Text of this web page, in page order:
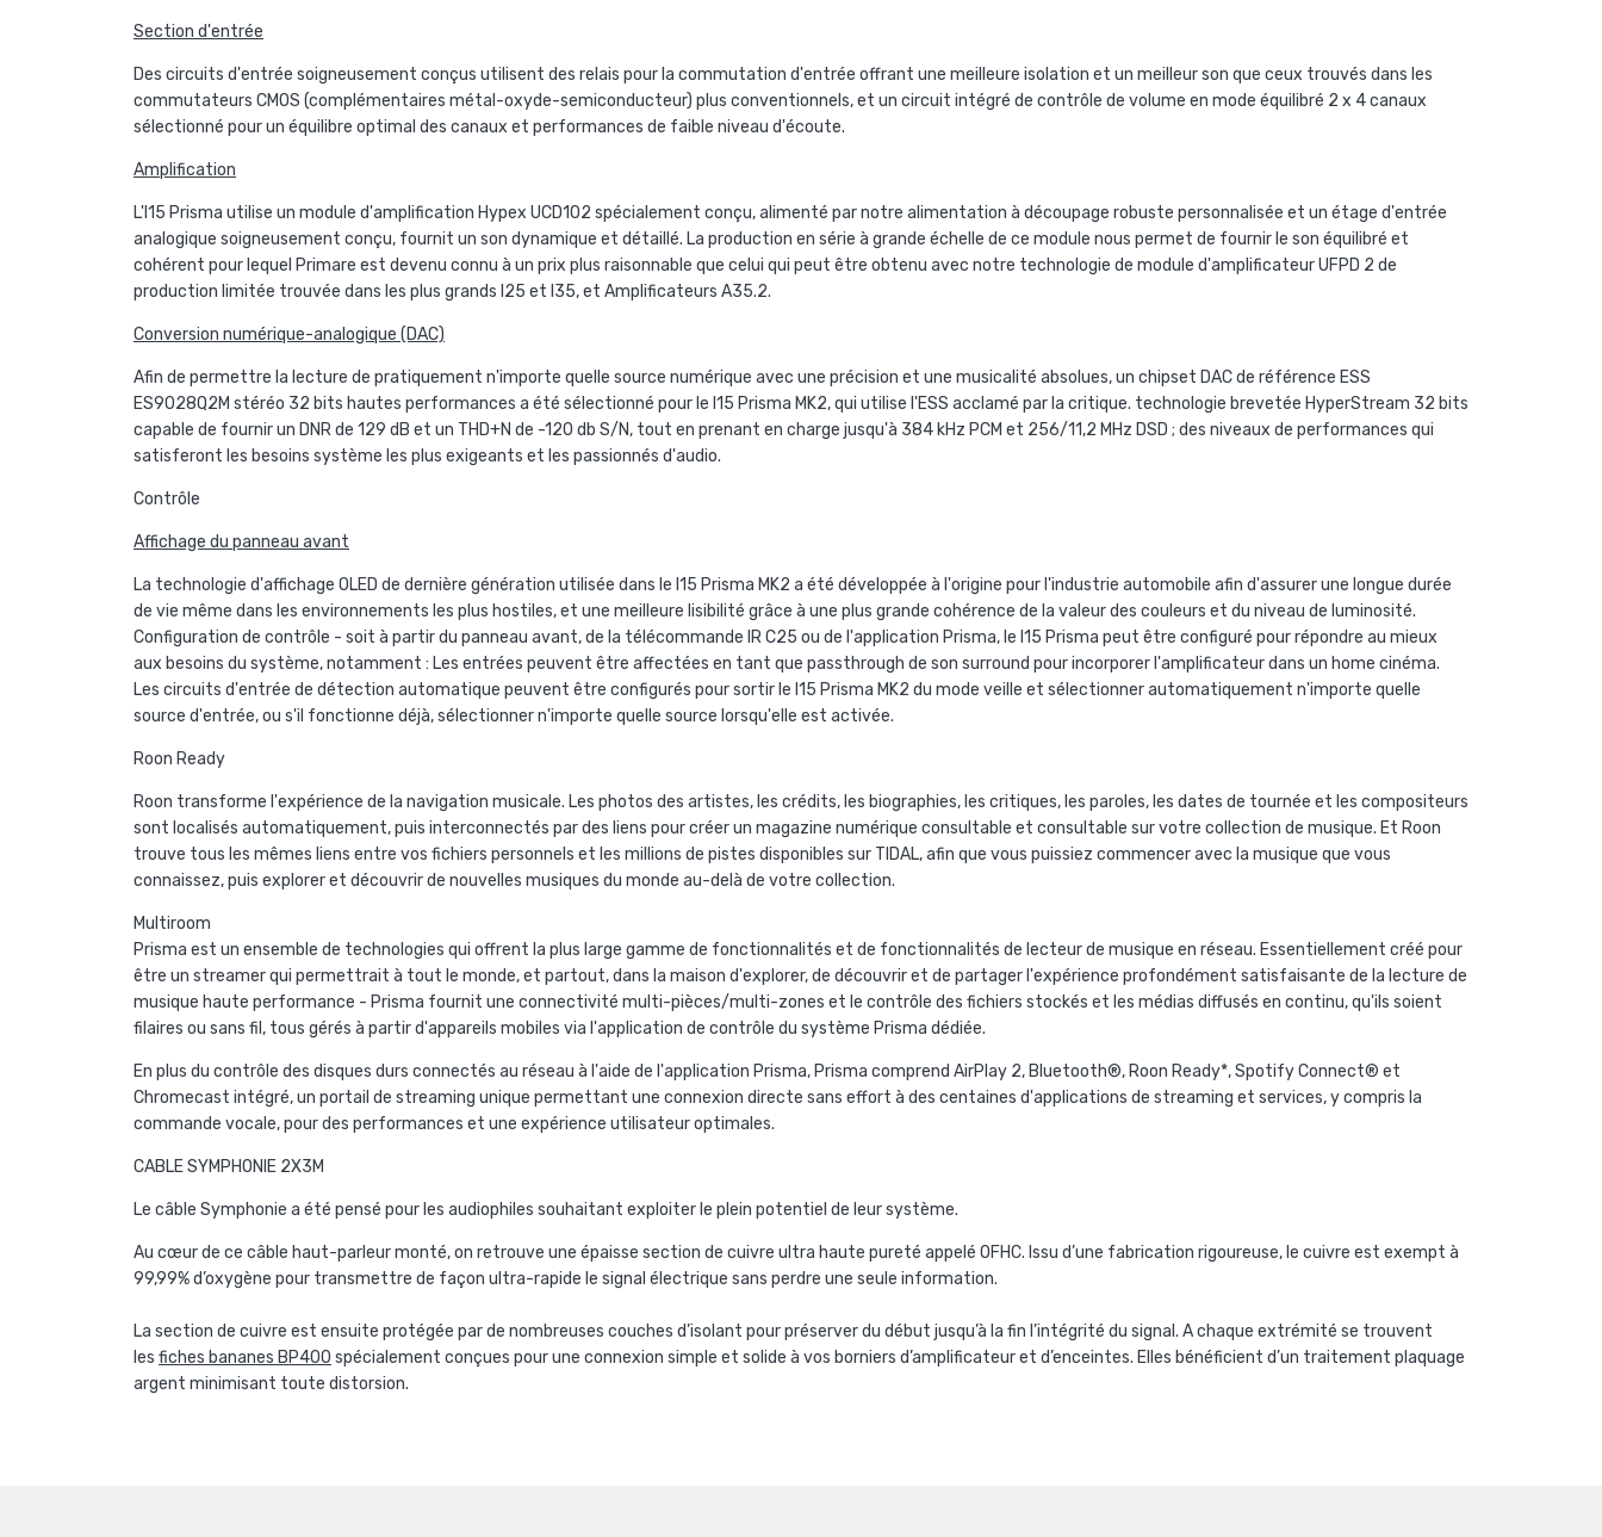
Section d'entrée
Des circuits d'entrée soigneusement conçus utilisent des relais pour la commutation d'entrée offrant une meilleure isolation et un meilleur son que ceux trouvés dans les
commutateurs CMOS (complémentaires métal-oxyde-semiconducteur) plus conventionnels, et un circuit intégré de contrôle de volume en mode équilibré 2 x 4 canaux
sélectionné pour un équilibre optimal des canaux et performances de faible niveau d'écoute.
Amplification
L'I15 Prisma utilise un module d'amplification Hypex UCD102 spécialement conçu, alimenté par notre alimentation à découpage robuste personnalisée et un étage d'entrée
analogique soigneusement conçu, fournit un son dynamique et détaillé. La production en série à grande échelle de ce module nous permet de fournir le son équilibré et
cohérent pour lequel Primare est devenu connu à un prix plus raisonnable que celui qui peut être obtenu avec notre technologie de module d'amplificateur UFPD 2 de
production limitée trouvée dans les plus grands I25 et I35, et Amplificateurs A35.2.
Conversion numérique-analogique (DAC)
Afin de permettre la lecture de pratiquement n'importe quelle source numérique avec une précision et une musicalité absolues, un chipset DAC de référence ESS
ES9028Q2M stéréo 32 bits hautes performances a été sélectionné pour le I15 Prisma MK2, qui utilise l'ESS acclamé par la critique. technologie brevetée HyperStream 32 bits
capable de fournir un DNR de 129 dB et un THD+N de -120 db S/N, tout en prenant en charge jusqu'à 384 kHz PCM et 256/11,2 MHz DSD ; des niveaux de performances qui
satisferont les besoins système les plus exigeants et les passionnés d'audio.
Contrôle
Affichage du panneau avant
La technologie d'affichage OLED de dernière génération utilisée dans le I15 Prisma MK2 a été développée à l'origine pour l'industrie automobile afin d'assurer une longue durée
de vie même dans les environnements les plus hostiles, et une meilleure lisibilité grâce à une plus grande cohérence de la valeur des couleurs et du niveau de luminosité.
Configuration de contrôle - soit à partir du panneau avant, de la télécommande IR C25 ou de l'application Prisma, le I15 Prisma peut être configuré pour répondre au mieux
aux besoins du système, notamment : Les entrées peuvent être affectées en tant que passthrough de son surround pour incorporer l'amplificateur dans un home cinéma.
Les circuits d'entrée de détection automatique peuvent être configurés pour sortir le I15 Prisma MK2 du mode veille et sélectionner automatiquement n'importe quelle
source d'entrée, ou s'il fonctionne déjà, sélectionner n'importe quelle source lorsqu'elle est activée.
Roon Ready
Roon transforme l'expérience de la navigation musicale. Les photos des artistes, les crédits, les biographies, les critiques, les paroles, les dates de tournée et les compositeurs
sont localisés automatiquement, puis interconnectés par des liens pour créer un magazine numérique consultable et consultable sur votre collection de musique. Et Roon
trouve tous les mêmes liens entre vos fichiers personnels et les millions de pistes disponibles sur TIDAL, afin que vous puissiez commencer avec la musique que vous
connaissez, puis explorer et découvrir de nouvelles musiques du monde au-delà de votre collection.
Multiroom
Prisma est un ensemble de technologies qui offrent la plus large gamme de fonctionnalités et de fonctionnalités de lecteur de musique en réseau. Essentiellement créé pour
être un streamer qui permettrait à tout le monde, et partout, dans la maison d'explorer, de découvrir et de partager l'expérience profondément satisfaisante de la lecture de
musique haute performance - Prisma fournit une connectivité multi-pièces/multi-zones et le contrôle des fichiers stockés et les médias diffusés en continu, qu'ils soient
filaires ou sans fil, tous gérés à partir d'appareils mobiles via l'application de contrôle du système Prisma dédiée.
En plus du contrôle des disques durs connectés au réseau à l'aide de l'application Prisma, Prisma comprend AirPlay 2, Bluetooth®, Roon Ready*, Spotify Connect® et
Chromecast intégré, un portail de streaming unique permettant une connexion directe sans effort à des centaines d'applications de streaming et services, y compris la
commande vocale, pour des performances et une expérience utilisateur optimales.
CABLE SYMPHONIE 2X3M
Le câble Symphonie a été pensé pour les audiophiles souhaitant exploiter le plein potentiel de leur système.
Au cœur de ce câble haut-parleur monté, on retrouve une épaisse section de cuivre ultra haute pureté appelé OFHC. Issu d’une fabrication rigoureuse, le cuivre est exempt à
99,99% d’oxygène pour transmettre de façon ultra-rapide le signal électrique sans perdre une seule information.
La section de cuivre est ensuite protégée par de nombreuses couches d’isolant pour préserver du début jusqu’à la fin l’intégrité du signal. A chaque extrémité se trouvent
les fiches bananes BP400 spécialement conçues pour une connexion simple et solide à vos borniers d’amplificateur et d’enceintes. Elles bénéficient d’un traitement plaquage
argent minimisant toute distorsion.